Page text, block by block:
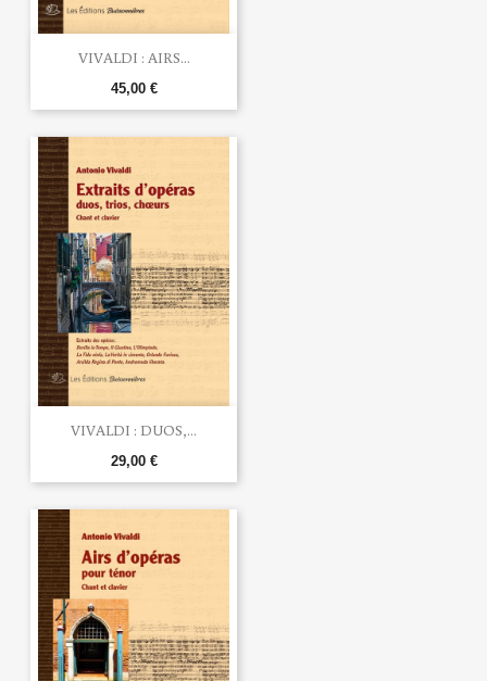
VIVALDI : AIRS...
45,00 €
VIVALDI : DUOS,...
29,00 €